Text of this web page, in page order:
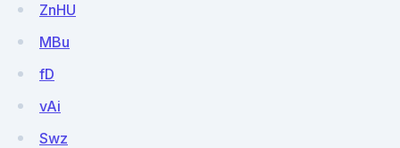
ZnHU
MBu
fD
vAi
Swz